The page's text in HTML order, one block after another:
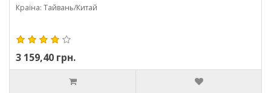
Країна: Тайвань/Китай
3 159,40 грн.